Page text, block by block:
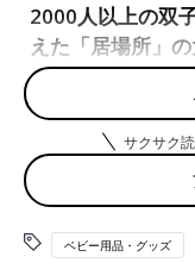
い
を
ん
2000人以上の双
えた「居場所」
多
（双子・三つ
としてとても少なく
る人が身近にいない
それだけに “ふたご
児ファミリーとつなが
サクサク
ベビー用品・グッズ